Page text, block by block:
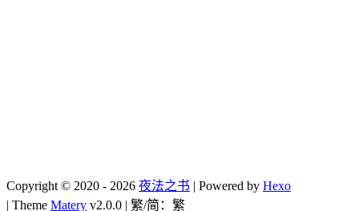
Copyright © 2020 - 2026 夜法之书 | Powered by Hexo
| Theme Matery v2.0.0 | 繁/简： 繁